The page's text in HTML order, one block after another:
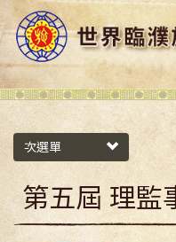
次選單
第五屆 理監